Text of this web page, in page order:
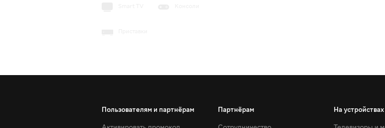
Пользователям и партнёрам
Партнёрам
На устройствах